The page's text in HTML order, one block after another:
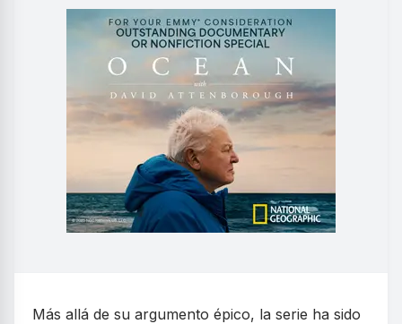
Más allá de su argumento épico, la serie ha sido